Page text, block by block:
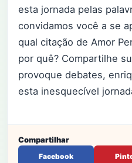
esta jornada pelas
convidamos você a se
qual citação de Amor
por quê? Compartilhe
provoque debates,
esta inesquecível
Compartilhar
Facebook